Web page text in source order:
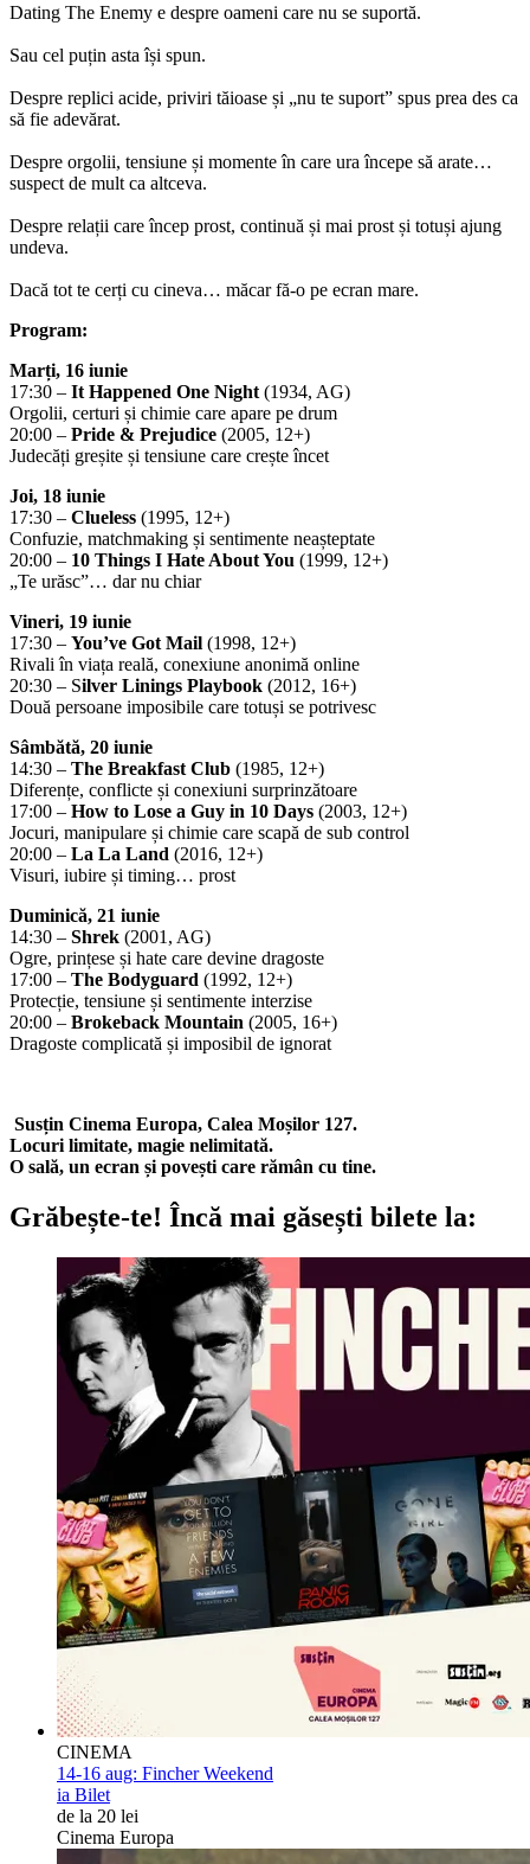
Dating The Enemy e despre oameni care nu se suportă.
Sau cel puțin asta își spun.
Despre replici acide, priviri tăioase și „nu te suport” spus prea des ca
să fie adevărat.
Despre orgolii, tensiune și momente în care ura începe să arate…
suspect de mult ca altceva.
Despre relații care încep prost, continuă și mai prost și totuși ajung
undeva.
Dacă tot te cerți cu cineva… măcar fă-o pe ecran mare.
Program:
Marți, 16 iunie
17:30 – It Happened One Night (1934, AG)
Orgolii, certuri și chimie care apare pe drum
20:00 – Pride & Prejudice (2005, 12+)
Judecăți greșite și tensiune care crește încet
Joi, 18 iunie
17:30 – Clueless (1995, 12+)
Confuzie, matchmaking și sentimente neașteptate
20:00 – 10 Things I Hate About You (1999, 12+)
„Te urăsc”… dar nu chiar
Vineri, 19 iunie
17:30 – You’ve Got Mail (1998, 12+)
Rivali în viața reală, conexiune anonimă online
20:30 – Silver Linings Playbook (2012, 16+)
Două persoane imposibile care totuși se potrivesc
Sâmbătă, 20 iunie
14:30 – The Breakfast Club (1985, 12+)
Diferențe, conflicte și conexiuni surprinzătoare
17:00 – How to Lose a Guy in 10 Days (2003, 12+)
Jocuri, manipulare și chimie care scapă de sub control
20:00 – La La Land (2016, 12+)
Visuri, iubire și timing… prost
Duminică, 21 iunie
14:30 – Shrek (2001, AG)
Ogre, prințese și hate care devine dragoste
17:00 – The Bodyguard (1992, 12+)
Protecție, tensiune și sentimente interzise
20:00 – Brokeback Mountain (2005, 16+)
Dragoste complicată și imposibil de ignorat
Susțin Cinema Europa, Calea Moșilor 127.
Locuri limitate, magie nelimitată.
O sală, un ecran și povești care rămân cu tine.
Grăbește-te! Încă mai găsești bilete la:
CINEMA
14-16 aug: Fincher Weekend
ia Bilet
de la 20 lei
Cinema Europa